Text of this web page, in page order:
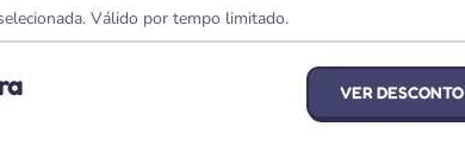
Válido por tempo limitado.
VER DESCONTO